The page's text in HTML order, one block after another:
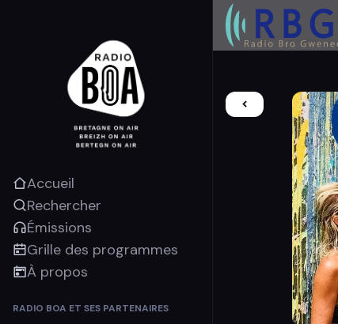
Accueil
Rechercher
Émissions
Grille des programmes
À propos
RADIO BOA ET SES PARTENAIRES